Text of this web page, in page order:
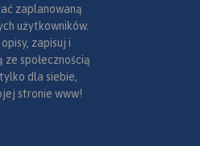
zaplanowaną
użytkowników.
zapisuj i
społecznością
dla siebie,
stronie www!